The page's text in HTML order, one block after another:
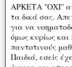
ΑΡΚΕΤΑ "ΟΧΙ"
τα δικά σας.
για να
όμως κυρίως και
παντοτινούς
Παιδιά, εσείς